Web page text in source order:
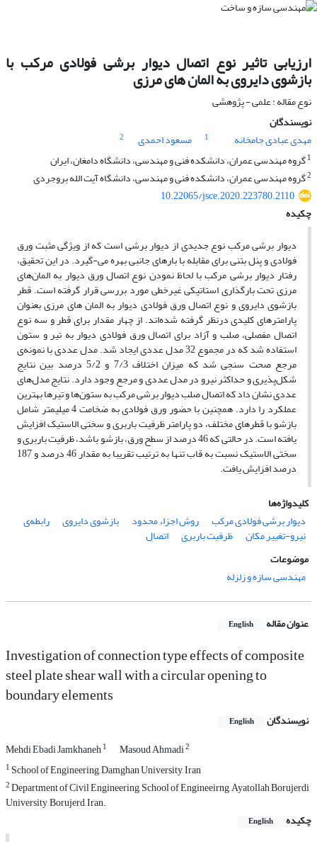
ارزیابی تاثیر نوع اتصال دیوار برشی فولادی مرکب با
بازشوی دایروی به المان های مرزی
نوع مقاله : علمی - پژوهشی
نویسندگان
مهدی عبادی جامخانه
1 مسعود احمدی
2
1گروه مهندسی عمران، دانشکده فنی و مهندسی، دانشگاه دامغان، ایران
2گروه مهندسی عمران، دانشکده فنی و مهندسی، دانشگاه آیت الله بروجردی
10.22065/jsce.2020.223780.2110
چکیده
دیوار برشی مرکب نوع جدیدی از دیوار برشی است که از ویژگی مثبت ورق
فولادی و پنل بتنی برای مقابله با بارهای جانبی بهره می-گیرد. در این تحقیق،
رفتار دیوار برشی مرکب با لحاظ نمودن نوع اتصال ورق دیوار به المان‌های
مرزی تحت بارگذاری استاتیکی غیرخطی مورد بررسی قرار گرفته است. قطر
بازشوی دایروی و نوع اتصال ورق فولادی دیوار به المان های مرزی بعنوان
پارامترهای کلیدی درنظر گرفته شده‌اند. از چهار مقدار برای قطر و سه نوع
اتصال مفصلی، صلب و آزاد برای اتصال ورق فولادی دیوار به تیر و ستون
استفاده شد که در مجموع 32 مدل عددی ایجاد شد. مدل عددی با نمونه‌ی
مرجع صحت سنجی شد که میزان اختلاف 7/3 و 5/2 درصد بین نتایج
شکل‌پذیری و حداکثر نیرو در مدل عددی و مرجع وجود دارد. نتایج مدل‌های
عددی نشان داد که اتصال صلب دیوار برشی مرکب به ستون‌ها و تیرها بهترین
عملکرد را دارد. همچنین با حضور ورق فولادی به ضخامت 4 میلیمتر شامل
بازشو با قطرهای مختلف، دو پارامتر ظرفیت باربری و سختی الاستیک افزایش
یافته است. در حالتی که 46 درصد از سطح ورق، بازشو باشد، ظرفیت باربری و
سختی الاستیک نسبت به قاب تنها به ترتیب تقریبا به مقدار 46 درصد و 187
درصد افزایش یافت.
کلیدواژه‌ها
دیوار برشی فولادی مرکب
روش اجزاء محدود بازشوی دایروی رابطه‌ی
نیرو-تغییر مکان ظرفیت باربری
اتصال
موضوعات
مهندسی سازه و زلزله
عنوان مقاله English
Investigation of connection type effects of composite
steel plate shear wall with a circular opening to
boundary elements
نویسندگان English
Mehdi Ebadi Jamkhaneh1 Masoud Ahmadi2
1 School of Engineering, Damghan University, Iran
2Department of Civil Engineering, School of Engineeirng, Ayatollah Borujerdi
University, Borujerd, Iran.
چکیده
English